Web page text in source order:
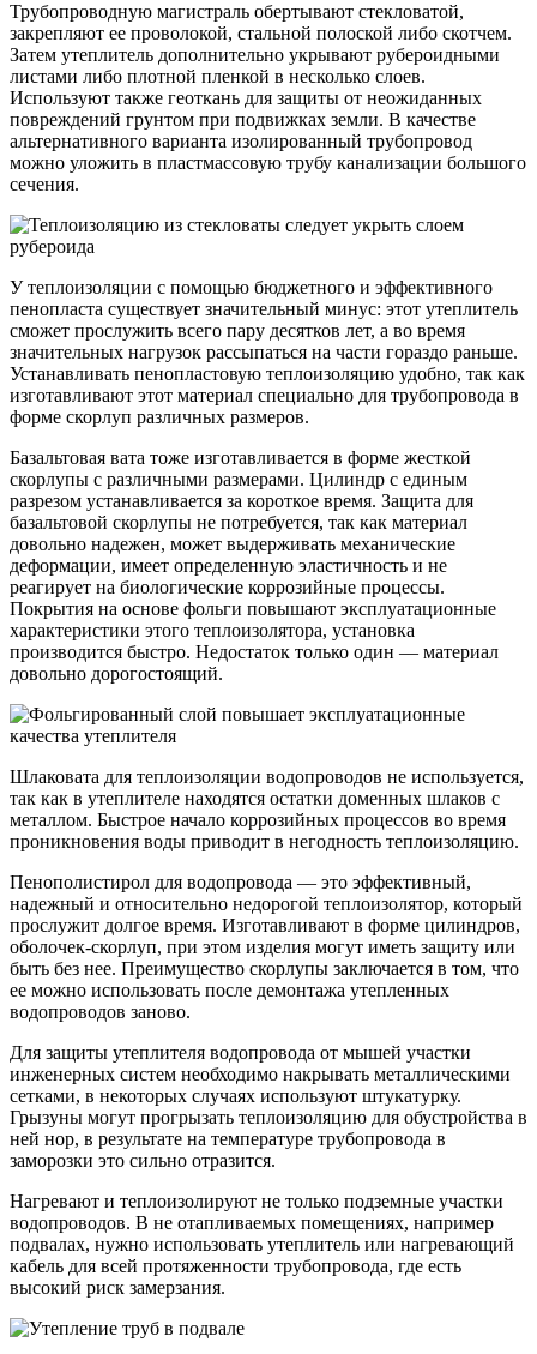
Трубопроводную магистраль обертывают стекловатой,
закрепляют ее проволокой, стальной полоской либо скотчем.
Затем утеплитель дополнительно укрывают рубероидными
листами либо плотной пленкой в несколько слоев.
Используют также геоткань для защиты от неожиданных
повреждений грунтом при подвижках земли. В качестве
альтернативного варианта изолированный трубопровод
можно уложить в пластмассовую трубу канализации большого
сечения.
У теплоизоляции с помощью бюджетного и эффективного
пенопласта существует значительный минус: этот утеплитель
сможет прослужить всего пару десятков лет, а во время
значительных нагрузок рассыпаться на части гораздо раньше.
Устанавливать пенопластовую теплоизоляцию удобно, так как
изготавливают этот материал специально для трубопровода в
форме скорлуп различных размеров.
Базальтовая вата тоже изготавливается в форме жесткой
скорлупы с различными размерами. Цилиндр с единым
разрезом устанавливается за короткое время. Защита для
базальтовой скорлупы не потребуется, так как материал
довольно надежен, может выдерживать механические
деформации, имеет определенную эластичность и не
реагирует на биологические коррозийные процессы.
Покрытия на основе фольги повышают эксплуатационные
характеристики этого теплоизолятора, установка
производится быстро. Недостаток только один — материал
довольно дорогостоящий.
Шлаковата для теплоизоляции водопроводов не используется,
так как в утеплителе находятся остатки доменных шлаков с
металлом. Быстрое начало коррозийных процессов во время
проникновения воды приводит в негодность теплоизоляцию.
Пенополистирол для водопровода — это эффективный,
надежный и относительно недорогой теплоизолятор, который
прослужит долгое время. Изготавливают в форме цилиндров,
оболочек-скорлуп, при этом изделия могут иметь защиту или
быть без нее. Преимущество скорлупы заключается в том, что
ее можно использовать после демонтажа утепленных
водопроводов заново.
Для защиты утеплителя водопровода от мышей участки
инженерных систем необходимо накрывать металлическими
сетками, в некоторых случаях используют штукатурку.
Грызуны могут прогрызать теплоизоляцию для обустройства в
ней нор, в результате на температуре трубопровода в
заморозки это сильно отразится.
Нагревают и теплоизолируют не только подземные участки
водопроводов. В не отапливаемых помещениях, например
подвалах, нужно использовать утеплитель или нагревающий
кабель для всей протяженности трубопровода, где есть
высокий риск замерзания.